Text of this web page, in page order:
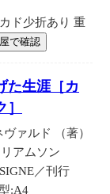
ド少折あり 重
で確認
た生涯［カ
ァルド （著）
アムソン
／刊行
:A4